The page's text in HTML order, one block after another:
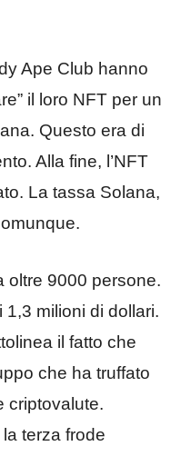
Ape Club hanno
il loro NFT per un
Questo era di
Alla fine, l’NFT
La tassa Solana,
oltre 9000 persone.
1,3 milioni di dollari.
il fatto che
che ha truffato
criptovalute.
terza frode